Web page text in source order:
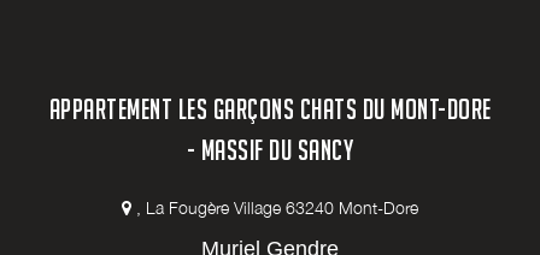
APPARTEMENT LES GARÇONS CHATS DU MONT-DORE
- MASSIF DU SANCY
, La Fougère Village 63240 Mont-Dore
Muriel Gendre